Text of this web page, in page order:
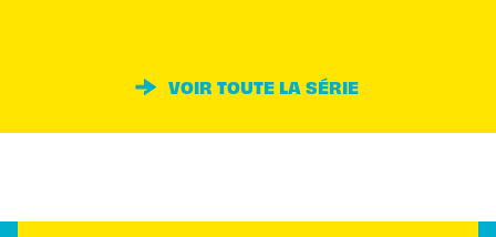
VOIR TOUTE LA SÉRIE